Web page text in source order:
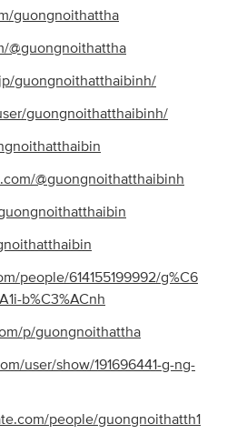
guongnoithattha
@guongnoithattha
guongnoithatthaibinh/
guongnoithatthaibinh/
@guongnoithatthaibinh
people/614155199992/g%C6
b%C3%ACnh
p/guongnoithattha
user/show/191696441-g-ng-
people/guongnoithatth1